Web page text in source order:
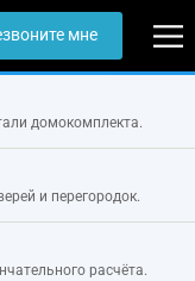
мне
домокомплекта.
и перегородок.
расчёта.